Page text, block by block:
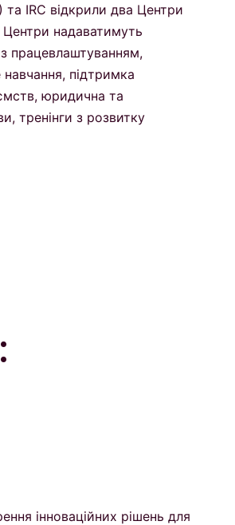
IRC відкрили два Центри
Центри надаватимуть
працевлаштуванням,
навчання, підтримка
юридична та
тренінги з розвитку
інноваційних рішень для